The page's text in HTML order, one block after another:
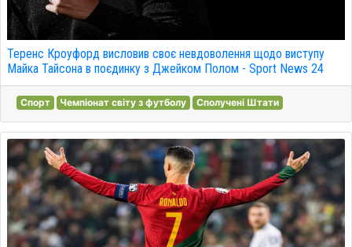
Теренс Кроуфорд висловив своє невдоволення щодо виступу
Майка Тайсона в поєдинку з Джейком Полом - Sport News 24
Спорт Чемпіонат світу з футболу Сполучені Штати